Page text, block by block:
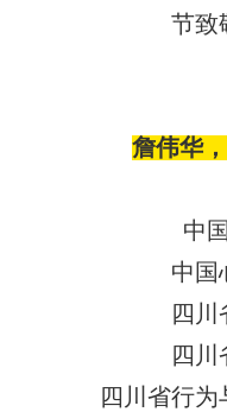
詹伟华
中
中国
四川
四川
四川省行